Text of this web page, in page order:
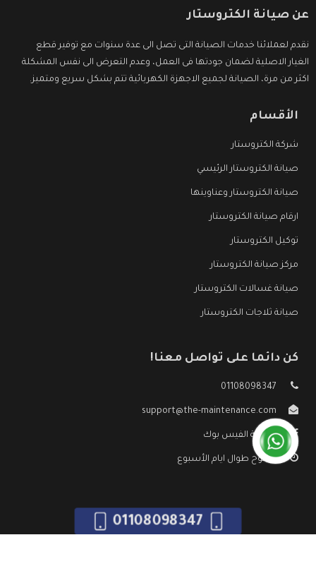
عن صيانة الكتروستار
نقدم لعملائنا خدمات الصيانة التى تصل الى عدة سنوات مع توفير قطع
الغيار الاصلية لضمان جودتها فى العمل، وعدم التعرض الى نفس المشكلة
اكثر من مرة، الصيانة لجميع الاجهزة الكهربائية تتم بشكل سريع ومتميز.
الأقسام
شركة الكتروستار
صيانة الكتروستار الرئيسي
صيانة الكتروستار وعناوينها
ارقام صيانة الكتروستار
توكيل الكتروستار
مركز صيانة الكتروستار
صيانة غسالات الكتروستار
صيانة ثلاجات الكتروستار
كن دائما على تواصل معنا!
01108098347
support@the-maintenance.com
صفحة الفيس بوك
مفتوح طوال ايام الأسبوع
01108098347